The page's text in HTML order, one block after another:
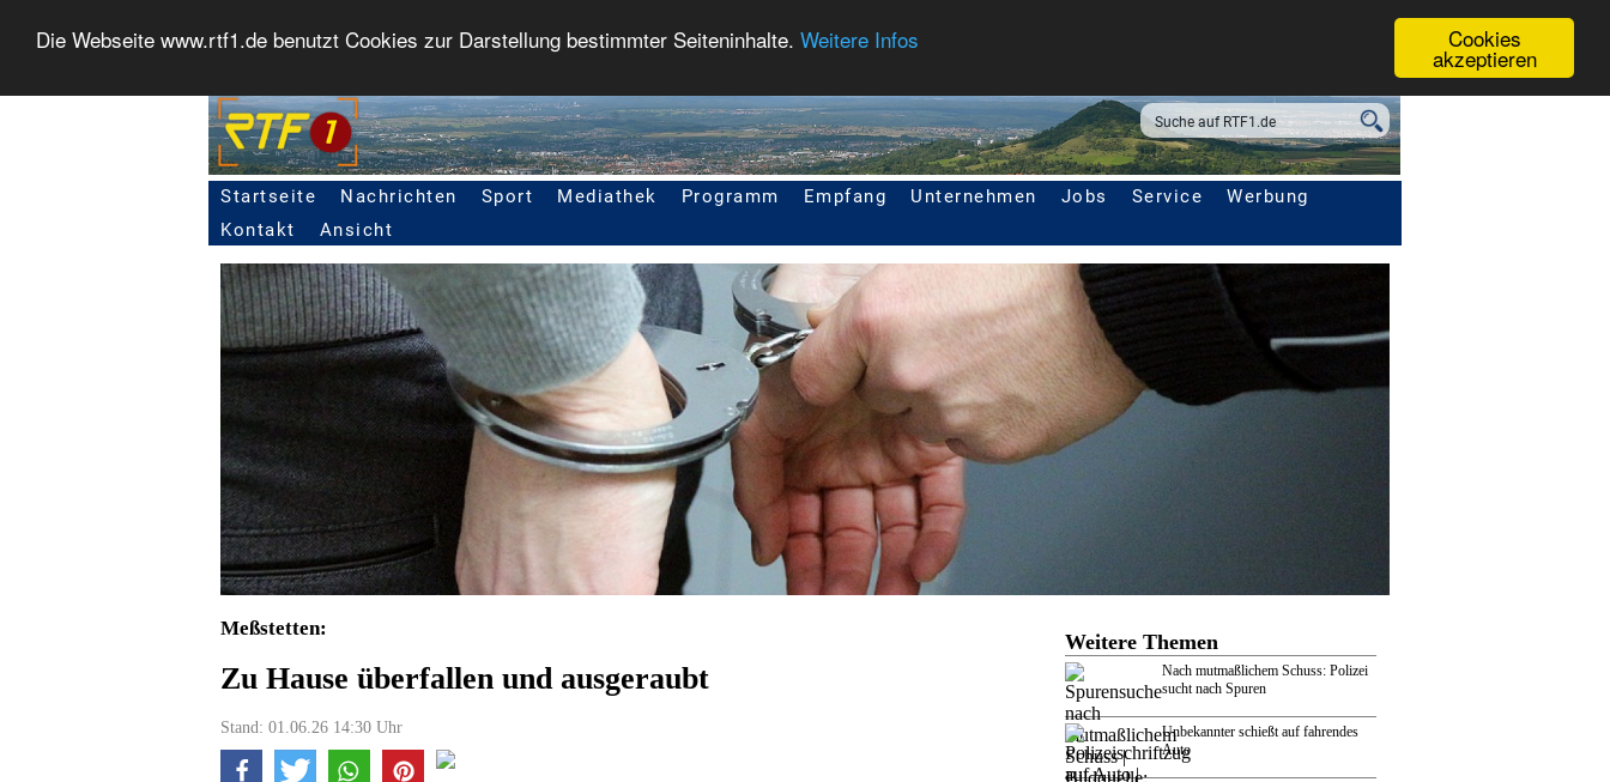
Cookies
akzeptieren
Die Webseite www.rtf1.de benutzt Cookies zur Darstellung bestimmter Seiteninhalte. Weitere Infos
Seitennavigation
Startseite Nachrichten Sport Mediathek Programm Empfang Unternehmen Jobs Service
Werbung
Kontakt
Ansicht
Meßstetten:
Zu Hause überfallen und ausgeraubt
Stand: 01.06.26 14:30 Uhr
Weitere Themen
Nach mutmaßlichem Schuss: Polizei
sucht nach Spuren
Unbekannter schießt auf fahrendes
Auto